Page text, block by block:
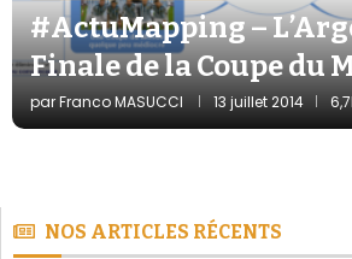
#ActuMapping –
Finale de la Coupe du
parFranco MASUCCI 13 juillet 2014
NOS ARTICLES RÉCENTS